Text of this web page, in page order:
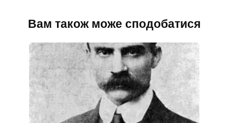
Вам також може сподобатися